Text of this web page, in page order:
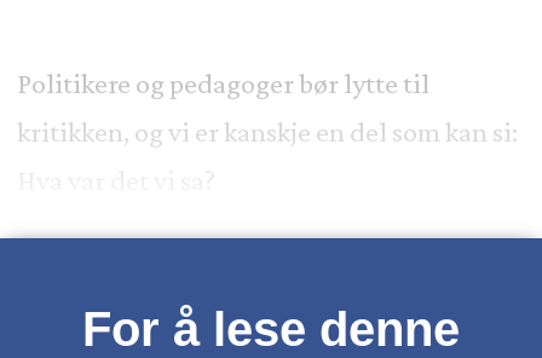
Politikere og pedagoger bør lytte til
kritikken, og vi er kanskje en del som kan si:
For å lese denne